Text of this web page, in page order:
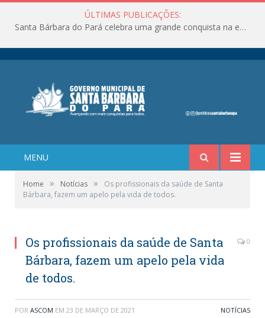
ÚLTIMAS PUBLICAÇÕES:
Santa Bárbara do Pará celebra uma grande conquista na educação!
MENU
Home » Notícias »
Os profissionais da saúde de Santa
Bárbara, fazem um apelo pela vida de todos.
Os profissionais da saúde de Santa
Bárbara, fazem um apelo pela vida
de todos.
0
POR ASCOM EM 23 DE MARÇO DE 2021 NOTÍCIAS